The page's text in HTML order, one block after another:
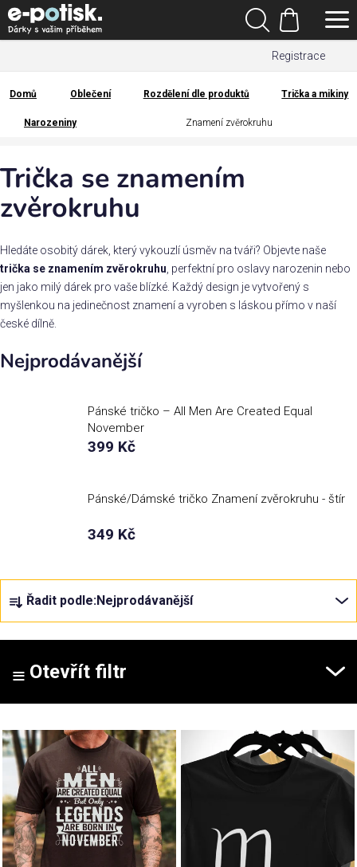
Přejít
na
obsah
Registrace
Hledat
Nákupní
košík
Kategorie
Dárek
pro
/
Láska
Povolání,
zájmy a
Přihlášení
Domů
Domů Oblečení Rozdělení dle produktů Trička a mikiny
Narozeniny Znamení zvěrokruhu
Trička se znamením
zvěrokruhu
Hledáte osobitý dárek, který vykouzlí úsměv na tváři? Objevte naše
trička se znamením zvěrokruhu , perfektní pro oslavy narozenin nebo
jen jako milý dárek pro vaše blízké. Každý design je vytvořený s
myšlenkou na jedinečnost znamení a vyroben s láskou přímo v naší
české dílně.
Nejprodávanější
Pánské tričko – All Men Are Created Equal
November
399 Kč
Pánské/Dámské tričko Znamení zvěrokruhu - štír
349 Kč
z
r
o
u
k
t
ů
Řadit podle:Nejprodávanější
Otevřít filtr
V
ý
i
s
p
r